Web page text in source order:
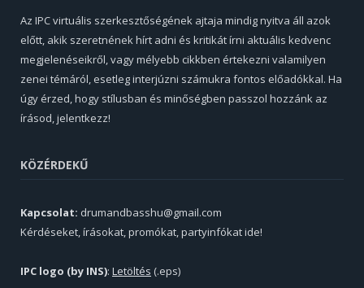
Az IPC virtuális szerkesztőségének ajtaja mindig nyitva áll azok
előtt, akik szeretnének hírt adni és kritikát írni aktuális kedvenc
megjelenéseikről, vagy mélyebb cikkben értekezni valamilyen
zenei témáról, esetleg interjúzni számukra fontos előadókkal. Ha
úgy érzed, hogy stílusban és minőségben passzol hozzánk az
írásod, jelentkezz!
KÖZÉRDEKŰ
Kapcsolat: drumandbasshu@gmail.com
Kérdéseket, írásokat, promókat, partyinfókat ide!
IPC logo (by INS): Letöltés (.eps)